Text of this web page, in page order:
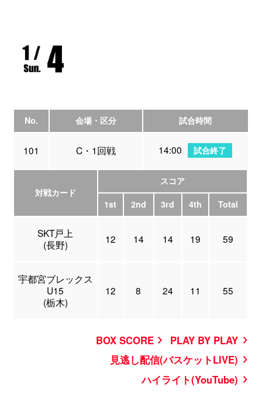
No. 会場・区分 試合時間
101 C・1回戦 14:00 試合終了
対戦カード
スコア
1st
2nd 3rd 4th Total
SKT戸上
(長野)
12 14 14 19 59
宇都宮ブレックス
U15
(栃木)
12 8 24 11 55
BOX SCORE
PLAY BY PLAY
見逃し配信(バスケットLIVE)
ハイライト(YouTube)